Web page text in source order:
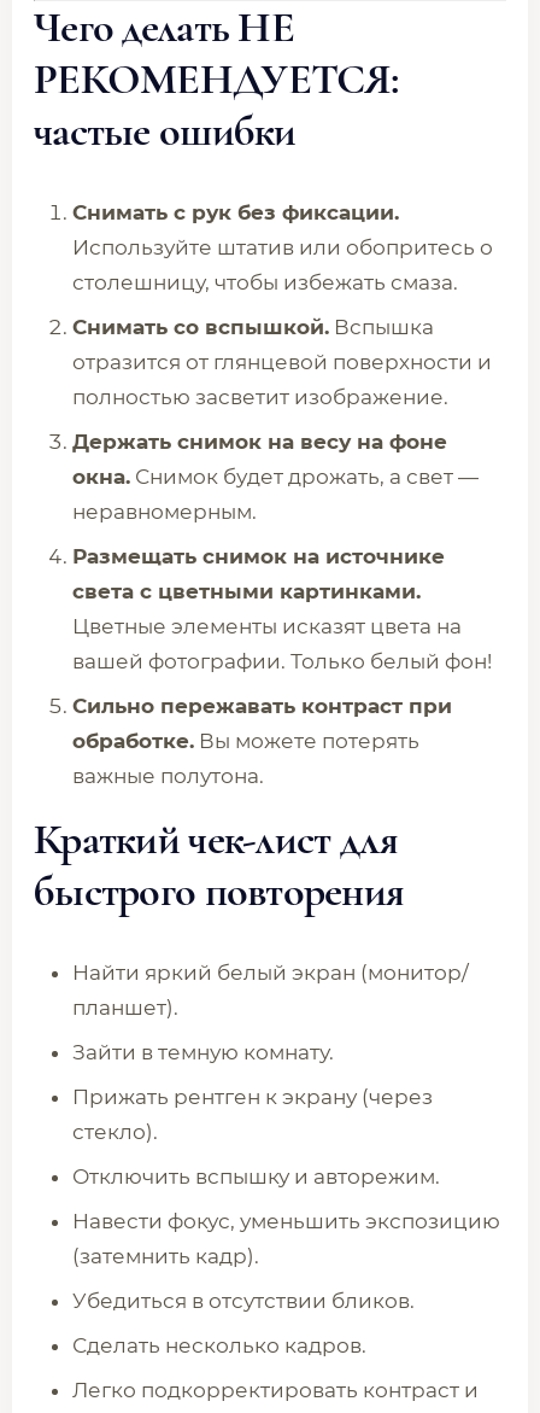
Чего делать НЕ
РЕКОМЕНДУЕТСЯ:
частые ошибки
Снимать с рук без фиксации.
Используйте штатив или обопритесь о
столешницу, чтобы избежать смаза.
Снимать со вспышкой. Вспышка
отразится от глянцевой поверхности и
полностью засветит изображение.
Держать снимок на весу на фоне
окна. Снимок будет дрожать, а свет —
неравномерным.
Размещать снимок на источнике
света с цветными картинками.
Цветные элементы исказят цвета на
вашей фотографии. Только белый фон!
Сильно пережавать контраст при
обработке. Вы можете потерять
важные полутона.
Краткий чек-лист для
быстрого повторения
Найти яркий белый экран (монитор/
планшет).
Зайти в темную комнату.
Прижать рентген к экрану (через
стекло).
Отключить вспышку и авторежим.
Навести фокус, уменьшить экспозицию
(затемнить кадр).
Убедиться в отсутствии бликов.
Сделать несколько кадров.
Легко подкорректировать контраст и